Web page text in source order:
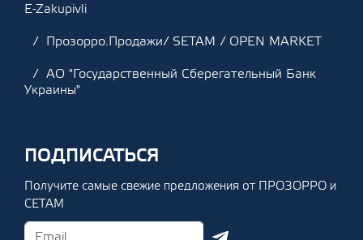
E-Zakupivli
Прозорро.Продажи/ SETAM / OPEN MARKET
АО "Государственный Сберегательный Банк
Украины"
ПОДПИСАТЬСЯ
Получите самые свежие предложения от ПРОЗОРРО и
СЕТАМ